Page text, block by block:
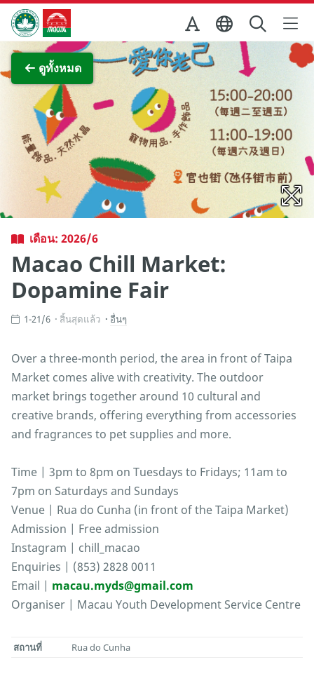
Skip to Main Content
สำนักงานการท่องเที่ยวของรัฐบาลมาเก๊า
ดูทั้งหมด
ภาพขยาย
เดือน: 2026/6
Macao Chill Market:
Dopamine Fair
1-21/6 สิ้นสุดแล้ว อื่นๆ
Over a three-month period, the area in front of Taipa
Market comes alive with creativity. The outdoor
market brings together around 10 cultural and
creative brands, offering everything from accessories
and fragrances to pet supplies and more.
Time | 3pm to 8pm on Tuesdays to Fridays; 11am to
7pm on Saturdays and Sundays
Venue | Rua do Cunha (in front of the Taipa Market)
Admission | Free admission
Instagram | chill_macao
Enquiries | (853) 2828 0011
Email | macau.myds@gmail.com
Organiser | Macau Youth Development Service Centre
สถานที่ Rua do Cunha